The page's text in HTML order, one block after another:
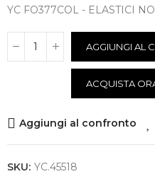
YC FO377COL - ELASTICI
AGGIUNGI AL
ACQUISTA
Aggiungi al confronto
SKU: YC.45518